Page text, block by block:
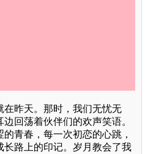
昨天。那时，我们无忧无
回荡着伙伴们的欢声笑语。
青春，每一次初恋的心跳，
路上的印记。岁月教会了我